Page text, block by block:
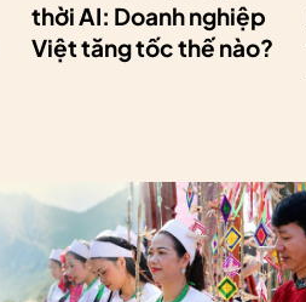
thời AI: Doanh nghiệp
Việt tăng tốc thế nào?